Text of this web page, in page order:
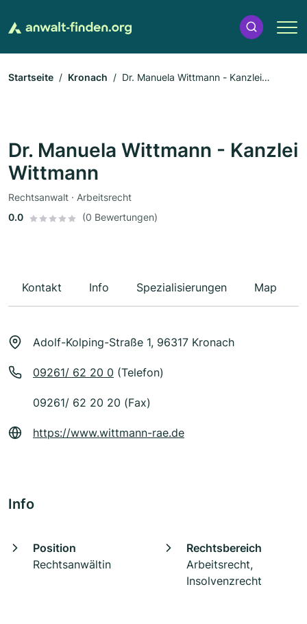
Startseite Kronach
Dr. Manuela Wittmann - Kanzlei
Dr. Manuela Wittmann - Kanzlei
Wittmann
Rechtsanwalt · Arbeitsrecht
0.0
(0 Bewertungen)
Kontakt Info Spezialisierungen Map
Adolf-Kolping-Straße 1, 96317 Kronach
09261/ 62 20 0 (Telefon)
09261/ 62 20 20 (Fax)
https://www.wittmann-rae.de
Info
Position
Rechtsanwältin
Rechtsbereich
Arbeitsrecht,
Insolvenzrecht